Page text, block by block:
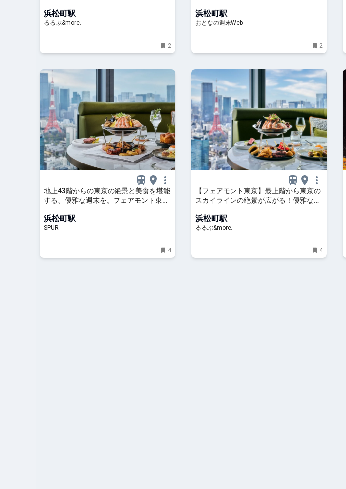
るるぶ&more.
浜松町駅
るるぶ&more.
2
浜松町駅
おとなの週末Web
2
地上43階からの東京の絶景と美食を堪能
する、優雅な週末を。フェアモント東京
がスタート - ライフスタイルニュース |
SPUR
浜松町駅
SPUR
4
【フェアモント東京】最上階から東京の
スカイラインの絶景が広がる！優雅な
&more.
浜松町駅
るるぶ&more.
4